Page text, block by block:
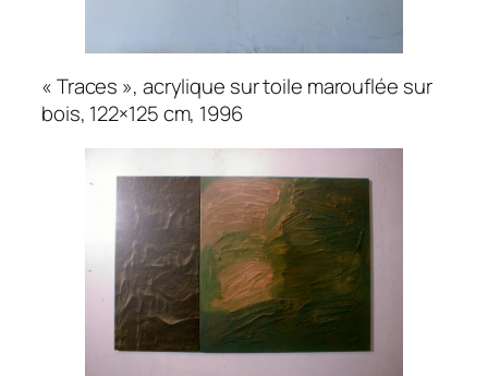
« Traces », acrylique sur toile marouflée sur
bois, 122×125 cm, 1996